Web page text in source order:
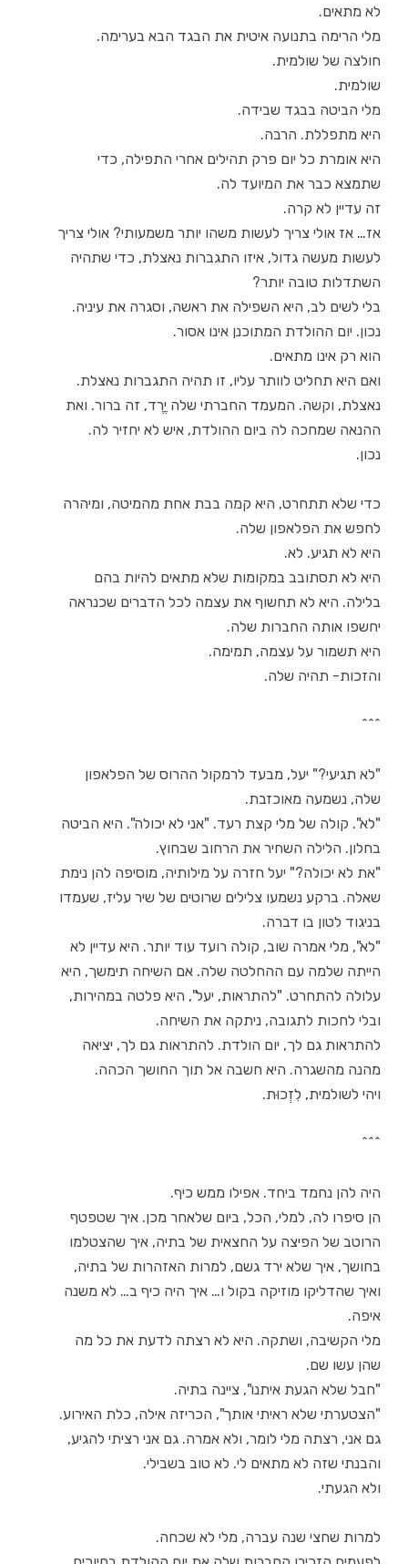
לא מתאים.
מלי הרימה בתנועה איטית את הבגד הבא בערימה.
חולצה של שולמית.
שולמית.
מלי הביטה בבגד שבידה.
היא מתפללת. הרבה.
היא אומרת כל יום פרק תהילים אחרי התפילה, כדי
שתמצא כבר את המיועד לה.
זה עדיין לא קרה.
אז… אז אולי צריך לעשות משהו יותר משמעותי? אולי צריך
לעשות מעשה גדול, איזו התגברות נאצלת, כדי שתהיה
השתדלות טובה יותר?
בלי לשים לב, היא השפילה את ראשה, וסגרה את עיניה.
נכון. יום ההולדת המתוכנן אינו אסור.
הוא רק אינו מתאים.
ואם היא תחליט לוותר עליו, זו תהיה התגברות נאצלת.
נאצלת, וקשה. המעמד החברתי שלה יֶרֶד, זה ברור. ואת
ההנאה שמחכה לה ביום ההולדת, איש לא יחזיר לה.
נכון.
כדי שלא תתחרט, היא קמה בבת אחת מהמיטה, ומיהרה
לחפש את הפלאפון שלה.
היא לא תגיע. לא.
היא לא תסתובב במקומות שלא מתאים להיות בהם
בלילה. היא לא תחשוף את עצמה לכל הדברים שכנראה
יחשפו אותה החברות שלה.
היא תשמור על עצמה, תמימה.
והזכות- תהיה שלה.
^^^
"לא תגיעי?" יעל, מבעד לרמקול ההרוס של הפלאפון
שלה, נשמעה מאוכזבת.
"לא". קולה של מלי קצת רעד. "אני לא יכולה". היא הביטה
בחלון. הלילה השחיר את הרחוב שבחוץ.
"את לא יכולה?" יעל חזרה על מילותיה, מוסיפה להן נימת
שאלה. ברקע נשמעו צלילים שרוטים של שיר עליז, שעמדו
בניגוד לטון בו דברה.
"לא", מלי אמרה שוב, קולה רועד עוד יותר. היא עדיין לא
הייתה שלמה עם ההחלטה שלה. אם השיחה תימשך, היא
עלולה להתחרט. "להתראות, יעל", היא פלטה במהירות,
ובלי לחכות לתגובה, ניתקה את השיחה.
להתראות גם לך, יום הולדת. להתראות גם לך, יציאה
מהנה מהשגרה. היא חשבה אל תוך החושך הכהה.
ויהי לשולמית, לִזְכוּת.
^^^
היה להן נחמד ביחד. אפילו ממש כיף.
הן סיפרו לה, למלי, הכל, ביום שלאחר מכן. איך שטפטף
הרוטב של הפיצה על החצאית של בתיה, איך שהצטלמו
בחושך, איך שלא ירד גשם, למרות האזהרות של בתיה,
ואיך שהדליקו מוזיקה בקול ו… איך היה כיף ב… לא משנה
איפה.
מלי הקשיבה, ושתקה. היא לא רצתה לדעת את כל מה
שהן עשו שם.
"חבל שלא הגעת איתנו", ציינה בתיה.
"הצטערתי שלא ראיתי אותך", הכריזה אילה, כלת האירוע.
גם אני, רצתה מלי לומר, ולא אמרה. גם אני רציתי להגיע,
והבנתי שזה לא מתאים לי. לא טוב בשבילי.
ולא הגעתי.
למרות שחצי שנה עברה, מלי לא שכחה.